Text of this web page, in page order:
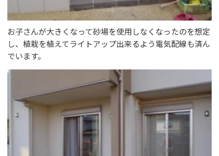
お子さんが大きくなって砂場を使用しなくなったのを想定
し、植栽を植えてライトアップ出来るよう電気配線も済ん
でいます。